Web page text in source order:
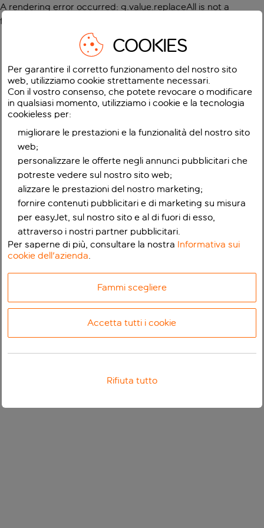
A rendering error occurred: g.value.replaceAll is not a
function
COOKIES
Per garantire il corretto funzionamento del nostro sito
web, utilizziamo cookie strettamente necessari.
Con il vostro consenso, che potete revocare o modificare
in qualsiasi momento, utilizziamo i cookie e la tecnologia
cookieless per:
migliorare le prestazioni e la funzionalità del nostro sito
web;
personalizzare le offerte negli annunci pubblicitari che
potreste vedere sul nostro sito web;
alizzare le prestazioni del nostro marketing;
fornire contenuti pubblicitari e di marketing su misura
per easyJet, sul nostro sito e al di fuori di esso,
attraverso i nostri partner pubblicitari.
Per saperne di più, consultare la nostra Informativa sui
cookie dell'azienda.
Fammi scegliere
Accetta tutti i cookie
Rifiuta tutto